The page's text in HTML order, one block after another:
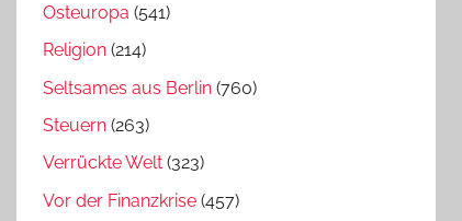
Osteuropa (541)
Religion (214)
Seltsames aus Berlin (760)
Steuern (263)
Verrückte Welt (323)
Vor der Finanzkrise (457)